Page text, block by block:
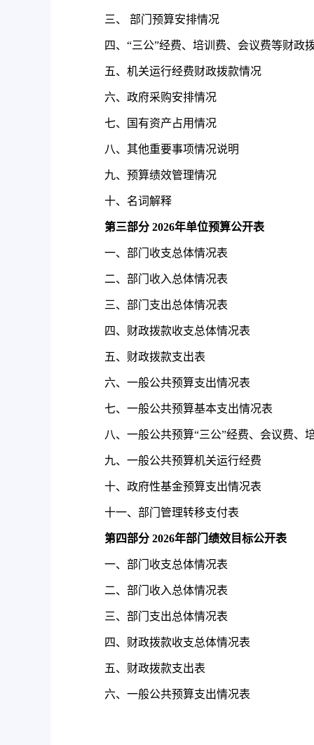
三、部门预算安排情况
四、“三公”经费、培训费、会议费等财政
五、机关运行经费财政拨款情况
六、政府采购安排情况
七、国有资产占用情况
八、其他重要事项情况说明
九、预算绩效管理情况
十、名词解释
第三部分 2026年单位预算公开表
一、部门收支总体情况表
二、部门收入总体情况表
三、部门支出总体情况表
四、财政拨款收支总体情况表
五、财政拨款支出表
六、一般公共预算支出情况表
七、一般公共预算基本支出情况表
八、一般公共预算“三公”经费、会议费、
九、一般公共预算机关运行经费
十、政府性基金预算支出情况表
十一、部门管理转移支付表
第四部分 2026年部门绩效目标公开表
一、部门收支总体情况表
二、部门收入总体情况表
三、部门支出总体情况表
四、财政拨款收支总体情况表
五、财政拨款支出表
六、一般公共预算支出情况表